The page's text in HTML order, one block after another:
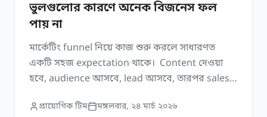
ভুলগুলোর কারণে অনেক বিজনেস ফল
পায় না
মার্কেটিং funnel নিয়ে কাজ শুরু করলে সাধারণত
একটি সহজ expectation থাকে। Content দেওয়া
হবে, audience আসবে, lead আসবে, তারপর sales
structured মনে হয়। কিন্তু বাস্তবে অনেক সময় দেখা
প্রায়োগিক টিম মঙ্গলবার, ২৪ মার্চ ২০২৬